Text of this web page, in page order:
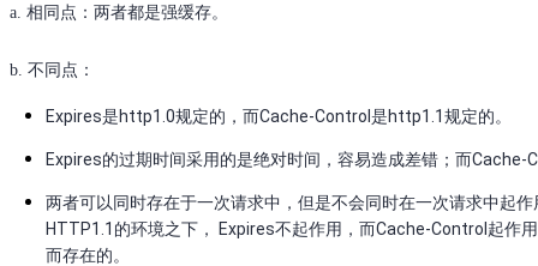
a. 相同点：两者都是强缓存。
b. 不同点：
Expires是http1.0规定的，而Cache-Control是http1.1规定的。
Expires的过期时间采用的是绝对时间，容易造成差错；而
两者可以同时存在于一次请求中，但是不会同时在一次请求中起
HTTP1.1的环境之下， Expires不起作用，而Cache-Control起作
而存在的。